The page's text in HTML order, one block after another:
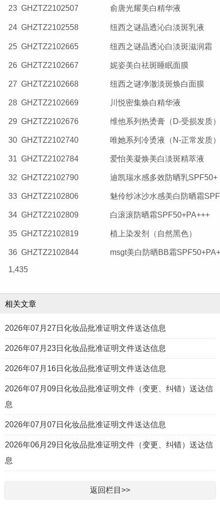
23 GHZTZ2102507 俞唐光耀美白精华液
24 GHZTZ2102558 纽西之谜晶透沁白淡斑乳液
25 GHZTZ2102665 纽西之谜晶透沁白淡斑滋润霜
26 GHZTZ2102667 妮姿美白祛斑睡眠面膜
27 GHZTZ2102668 纽西之谜净澈淡斑焕白面膜
28 GHZTZ2102669 川悦密集焕白精华液
29 GHZTZ2102676 维他系列热烫膏（D-受损发质）
30 GHZTZ2102740 唯她系列冷烫液（N-正常发质）
31 GHZTZ2102784 爱怡美凝焕美白淡斑精萃液
32 GHZTZ2102790 迪凯瑞水感多效防晒乳SPF50+
33 GHZTZ2102806 魅伶纱冰沙水感美白防晒霜
34 GHZTZ2102809 白滚滚防晒霜SPF50+PA+++
35 GHZTZ2102819 植上染发剂（自然黑色）
36 GHZTZ2102844 msgt美白防晒BB霜
1,435
相关文章
2026年07月27日化妆品批准证明文件送达信息
2026年07月23日化妆品批准证明文件送达信息
2026年07月16日化妆品批准证明文件送达信息
2026年07月09日化妆品批准证明文件（变更、纠错）送达信
息
2026年07月07日化妆品批准证明文件送达信息
2026年06月29日化妆品批准证明文件（变更、纠错）送达信
息
返回栏目>>